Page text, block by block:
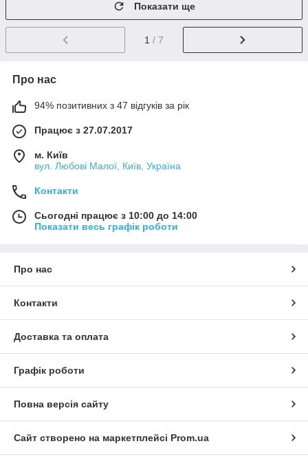
Показати ще
1 / 7
Про нас
94% позитивних з 47 відгуків за рік
Працює з 27.07.2017
м. Київ
вул. Любові Малої, Київ, Україна
Контакти
Сьогодні працює з 10:00 до 14:00
Показати весь графік роботи
Про нас
Контакти
Доставка та оплата
Графік роботи
Повна версія сайту
Сайт створено на маркетплейсі Prom.ua